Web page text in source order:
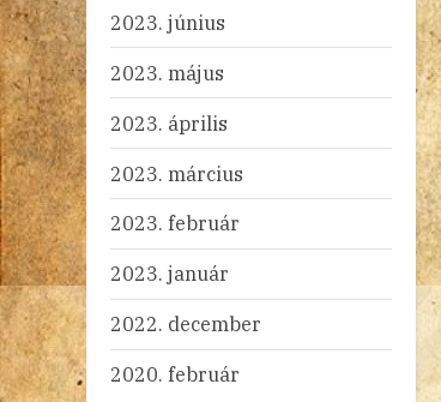
2023. június
2023. május
2023. április
2023. március
2023. február
2023. január
2022. december
2020. február